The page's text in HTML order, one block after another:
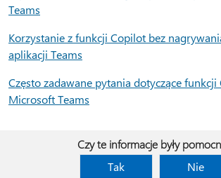
Teams
Korzystanie z funkcji Copilot bez
aplikacji Teams
Często zadawane pytania dotyczące funkcji
Microsoft Teams
Czy te informacje były
Tak
Nie